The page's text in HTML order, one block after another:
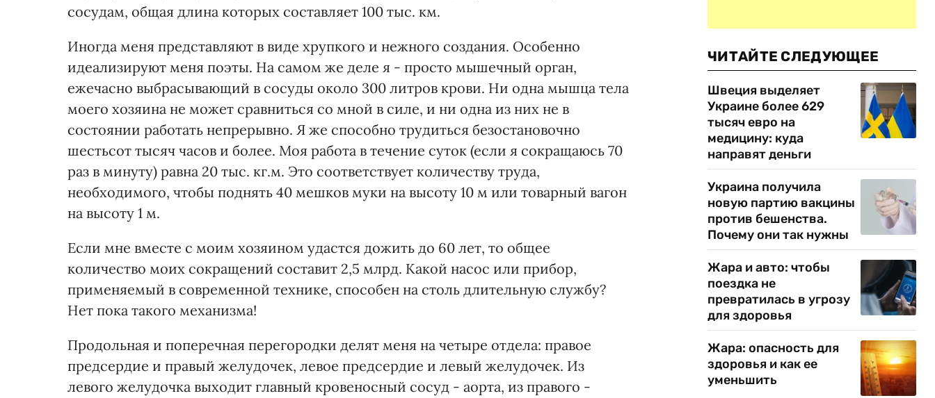
сосудам, общая длина которых составляет 100 тыс. км.
Иногда меня представляют в виде хрупкого и нежного создания. Особенно
идеализируют меня поэты. На самом же деле я - просто мышечный орган,
ежечасно выбрасывающий в сосуды около 300 литров крови. Ни одна мышца тела
моего хозяина не может сравниться со мной в силе, и ни одна из них не в
состоянии работать непрерывно. Я же способно трудиться безостановочно
шестьсот тысяч часов и более. Моя работа в течение суток (если я сокращаюсь 70
раз в минуту) равна 20 тыс. кг.м. Это соответствует количеству труда,
необходимого, чтобы поднять 40 мешков муки на высоту 10 м или товарный вагон
на высоту 1 м.
Если мне вместе с моим хозяином удастся дожить до 60 лет, то общее
количество моих сокращений составит 2,5 млрд. Какой насос или прибор,
применяемый в современной технике, способен на столь длительную службу?
Нет пока такого механизма!
Продольная и поперечная перегородки делят меня на четыре отдела: правое
предсердие и правый желудочек, левое предсердие и левый желудочек. Из
левого желудочка выходит главный кровеносный сосуд - аорта, из правого -
ЧИТАЙТЕ СЛЕДУЮЩЕЕ
Швеция выделяет
Украине более 629
тысяч евро на
медицину: куда
направят деньги
Украина получила
новую партию вакцины
против бешенства.
Почему они так нужны
Жара и авто: чтобы
поездка не
превратилась в угрозу
для здоровья
Жара: опасность для
здоровья и как ее
уменьшить